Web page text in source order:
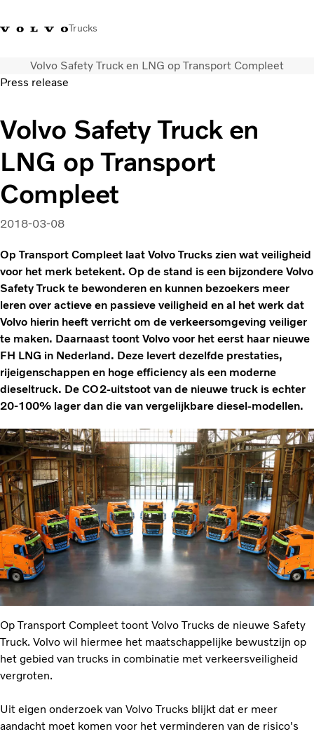
Trucks
Kennis vergroten MerchandiseInloggen Nederland
Transportoplossingen
CO2-reductie
Trucks
Truck Builder
Services
Dealer locator
Nieuws
Volvo Safety Truck en LNG op Transport Compleet
Press release
Volvo Safety Truck en
LNG op Transport
Compleet
2018-03-08
Op Transport Compleet laat Volvo Trucks zien wat veiligheid
voor het merk betekent. Op de stand is een bijzondere Volvo
Safety Truck te bewonderen en kunnen bezoekers meer
leren over actieve en passieve veiligheid en al het werk dat
Volvo hierin heeft verricht om de verkeersomgeving veiliger
te maken. Daarnaast toont Volvo voor het eerst haar nieuwe
FH LNG in Nederland. Deze levert dezelfde prestaties,
rijeigenschappen en hoge efficiency als een moderne
dieseltruck. De CO2-uitstoot van de nieuwe truck is echter
20-100% lager dan die van vergelijkbare diesel-modellen.
Op Transport Compleet toont Volvo Trucks de nieuwe Safety
Truck. Volvo wil hiermee het maatschappelijke bewustzijn op
het gebied van trucks in combinatie met verkeersveiligheid
vergroten.
Uit eigen onderzoek van Volvo Trucks blijkt dat er meer
aandacht moet komen voor het verminderen van de risico's